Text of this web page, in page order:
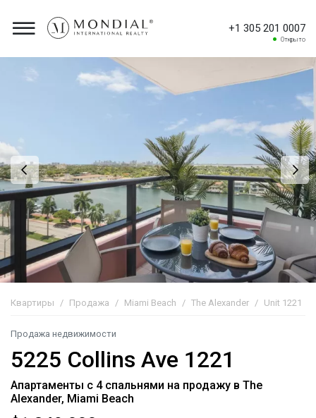
+1 305 201 0007
Открыто
Квартиры Продажа Miami Beach The Alexander Unit 1221
Продажа недвижимости
5225 Collins Ave 1221
Апартаменты с 4 спальнями на продажу в The
Alexander, Miami Beach